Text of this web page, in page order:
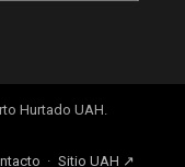
Hurtado UAH.
Sitio UAH ↗